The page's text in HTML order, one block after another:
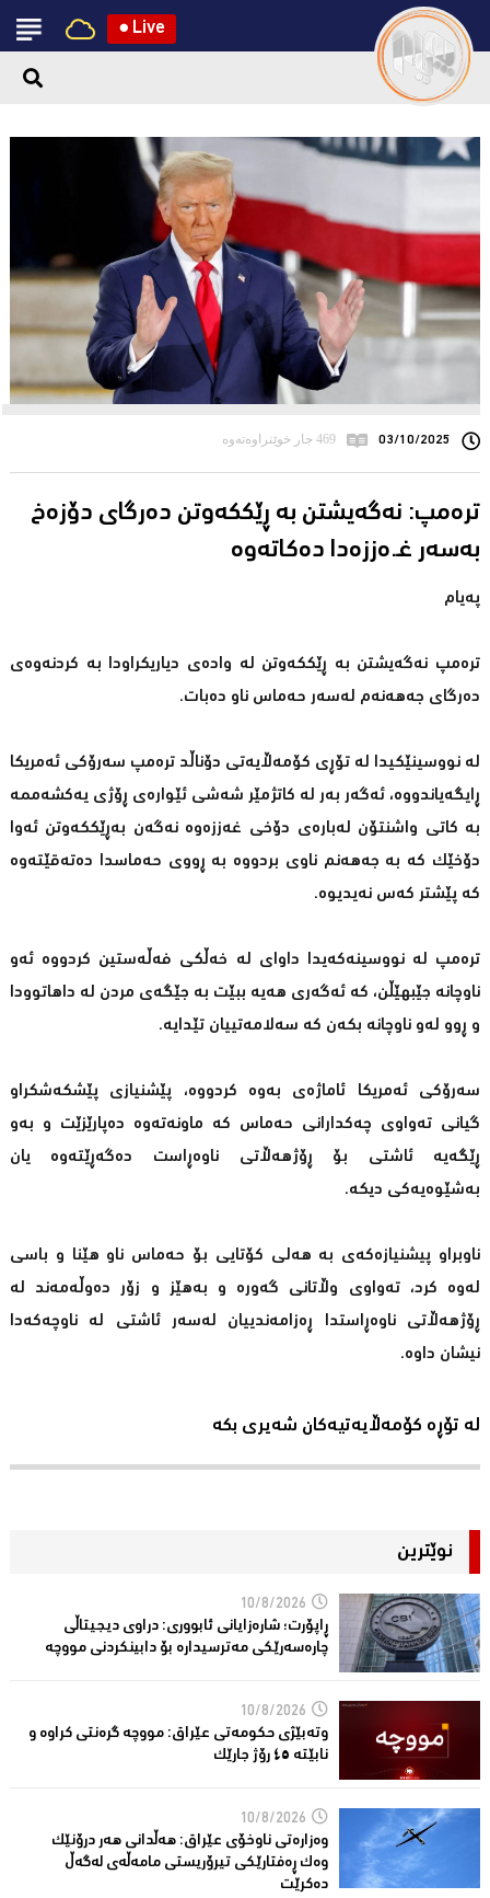
● Live
03/10/2025 469 جار خوێنراوەتەوە
ترەمپ: نەگەیشتن بە ڕێككەوتن دەرگای دۆزەخ
بەسەر غـ.ەززەدا دەکاتەوە
پەیام
ترەمپ نەگەیشتن بە ڕێككەوتن لە وادەی دیاریكراودا بە كردنەوەی
دەرگای جەهەنەم لەسەر حەماس ناو دەبات.
لە نووسینێكیدا لە تۆڕی كۆمەڵایەتی دۆناڵد ترەمپ سەرۆكی ئەمریكا
ڕایگەیاندووە، ئەگەر بەر لە كاتژمێر شەشی ئێوارەی ڕۆژی یەكشەممە
بە كاتی واشنتۆن لەبارەی دۆخی غەززەوە نەگەن بەڕێككەوتن ئەوا
دۆخێك كە بە جەهەنم ناوی بردووە بە ڕووی حەماسدا دەتەقێتەوە
كە پێشتر كەس نەیدیوە.
ترەمپ لە نووسینەكەیدا داوای لە خەڵكی فەڵەستین كردووە ئەو
ناوچانە جێبهێڵن، كە ئەگەری هەیە ببێت بە جێگەی مردن لە داهاتوودا
و ڕوو لەو ناوچانە بكەن كە سەلامەتییان تێدایە.
سەرۆكی ئەمریكا ئاماژەی بەوە كردووە، پێشنیازی پێشكەشكراو
گیانی تەواوی چەكدارانی حەماس كە ماونەتەوە دەپارێزێت و بەو
ڕێگەیە ئاشتی بۆ ڕۆژهەڵاتی ناوەڕاست دەگەڕێتەوە یان
بەشێوەیەكی دیكە.
ناوبراو پیشنیازەكەی بە هەلی كۆتایی بۆ حەماس ناو هێنا و باسی
لەوە كرد، تەواوی وڵاتانی گەورە و بەهێز و زۆر دەوڵەمەند لە
ڕۆژهەڵاتی ناوەڕاستدا ڕەزامەندییان لەسەر ئاشتی لە ناوچەكەدا
نیشان داوە.
لە تۆڕە کۆمەڵایەتیەکان شەیری بکە
نوێترین
10/8/2026
ڕاپۆرت؛ شاره‌زایانی ئابووری: دراوی دیجیتاڵی
چاره‌سه‌رێكی مه‌ترسیداره‌ بۆ دابینكردنی مووچه‌
10/8/2026
وتەبێژی حکومەتی عێراق: مووچە گرەنتی کراوە و
نابێتە ٤٥ رۆژ جارێک
10/8/2026
وەزارەتی ناوخۆی عێراق: هەڵدانی هەر درۆنێک
وەک ڕەفتارێکی تیرۆریستی مامەڵەی لەگەڵ
دەکرێت